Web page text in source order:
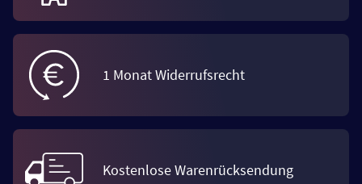
1 Monat Widerrufsrecht
Kostenlose Warenrücksendung